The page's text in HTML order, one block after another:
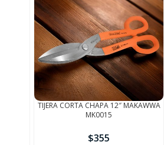
TIJERA CORTA CHAPA 12″ MAKAWWA
MK0015
$355
SEGUÍ COMPRANDO